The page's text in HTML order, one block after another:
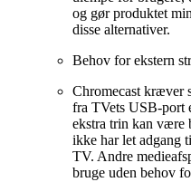
og gør produktet
disse alternativer.
Behov for ekstern
Chromecast kræver
fra TVets USB-port
ekstra trin kan være
ikke har let adgang
TV. Andre
bruge uden behov